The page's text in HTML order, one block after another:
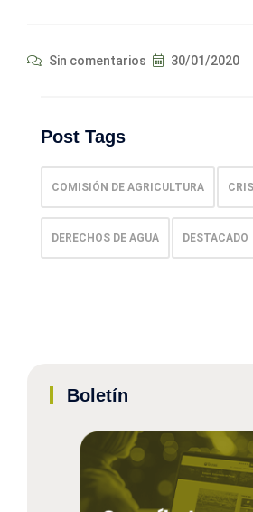
Sin comentarios 30/01/2020
Post Tags
COMISIÓN DE AGRICULTURA
DERECHOS DE AGUA DESTACADO
Boletín